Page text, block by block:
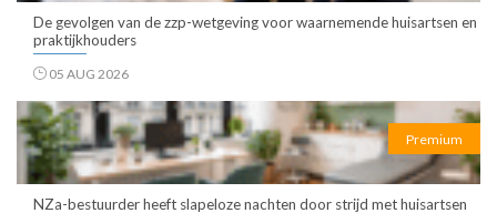
De gevolgen van de zzp-wetgeving voor waarnemende huisartsen en
praktijkhouders
05 AUG 2026
Premium
NZa-bestuurder heeft slapeloze nachten door strijd met huisartsen